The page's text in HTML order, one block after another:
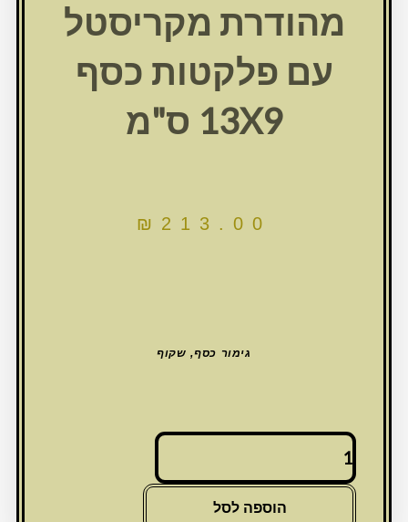
מהודרת מקריסטל
עם פלקטות כסף
13X9 ס"מ
₪ 213.00
גימור כסף, שקוף
הוספה לסל